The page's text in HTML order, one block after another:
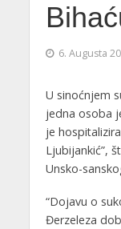
6. Augusta
U sinoćnjem
jedna osoba
je
Ljubijankić”,
Unsko-
“Dojavu o
Đerzeleza